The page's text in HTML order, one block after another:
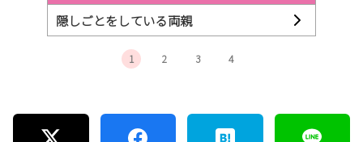
隠しごとをしている両親
1 2 3 4